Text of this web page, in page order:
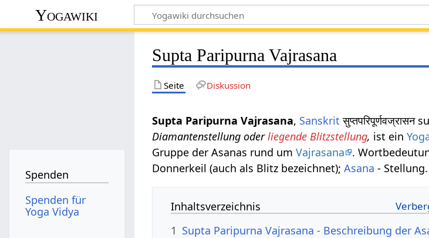
Yogawiki
Supta Paripurna Vajrasana
Seite Diskussion
Supta Paripurna Vajrasana, Sanskrit
Diamantenstellung oderliegende Blitzstellung, ist ein
Gruppe der Asanas rund umVajrasana .
Donnerkeil (auch als Blitz bezeichnet);Asana - Stellung.
Inhaltsverzeichnis
1 Supta Paripurna Vajrasana - Beschreibung der
Spenden
Spenden für
Yoga Vidya